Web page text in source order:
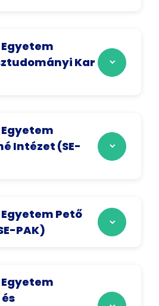
Kar
Intézet (SE-
Pető
PAK)